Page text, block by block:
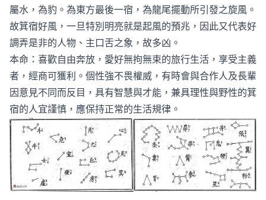
屬水，為豹。為東方最後一宿，為龍尾擺動所引發之旋風。
故箕宿好風，一旦特別明亮就是起風的預兆，因此又代表好
調弄是非的人物、主口舌之象，故多凶。
本命：喜歡自由奔放，愛好無拘無束的旅行生活，享受主義
者，經商可獲利。個性強不畏權威，有時會與合作人及長輩
因意見不同而反目，具有智慧與才能，兼具理性與野性的箕
宿的人宜謹慎，應保持正常的生活規律。